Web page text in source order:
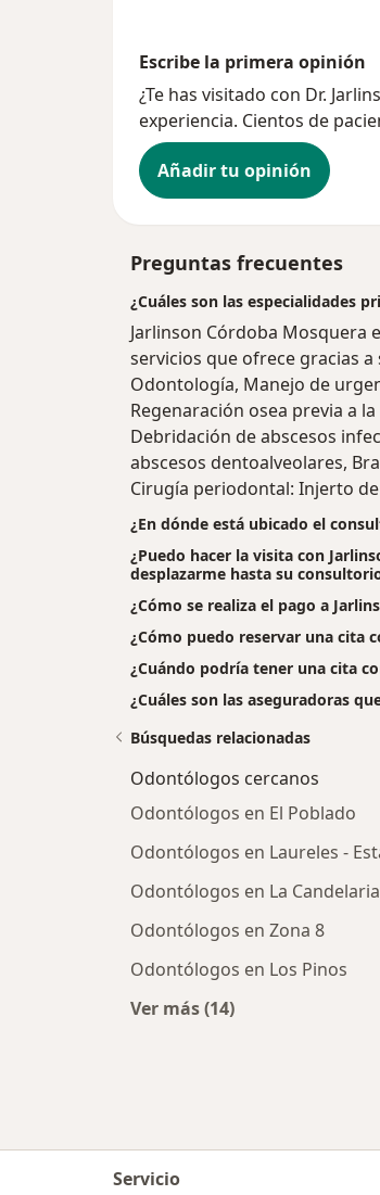
Escribe la primera opinión
¿Te has visitado con Dr.
experiencia. Cientos de
Añadir tu opinión
Preguntas frecuentes
¿Cuáles son las especialidades
Jarlinson Córdoba Mosquera
servicios que ofrece gracias
Odontología, Manejo de
Regenaración osea previa a
Debridación de abscesos
abscesos dentoalveolares,
Cirugía periodontal: Injerto
¿En dónde está ubicado el
¿Puedo hacer la visita con
desplazarme hasta su
¿Cómo se realiza el pago a
¿Cómo puedo reservar una cita
¿Cuándo podría tener una cita
¿Cuáles son las aseguradoras
Búsquedas relacionadas
Odontólogos cercanos
Odontólogos en El Poblado
Odontólogos en Laureles -
Odontólogos en La Candelaria
Odontólogos en Zona 8
Odontólogos en Los Pinos
Ver más (14)
Servicio